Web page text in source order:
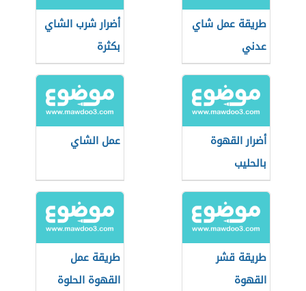
طريقة عمل شاي
عدني
أضرار شرب الشاي
بكثرة
أضرار القهوة
بالحليب
عمل الشاي
طريقة قشر
القهوة
طريقة عمل
القهوة الحلوة